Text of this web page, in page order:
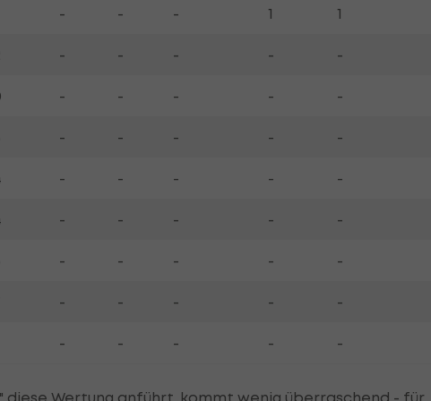
- - - 1 1
- - - - -
- - - - -
- - - - -
- - - - -
- - - - -
- - - - -
- - - - -
- - - - -